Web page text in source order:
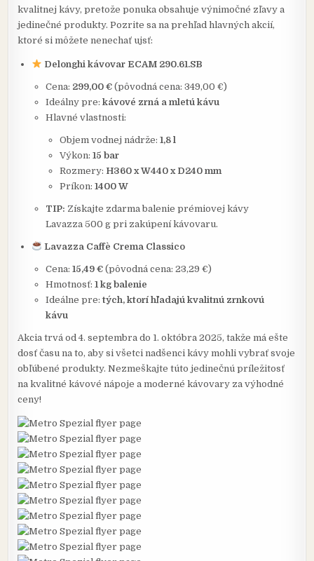
kvalitnej kávy, pretože ponuka obsahuje výnimočné zľavy a
jedinečné produkty. Pozrite sa na prehľad hlavných akcií,
ktoré si môžete nenechať ujsť:
Delonghi kávovar ECAM 290.61.SB
Cena: 299,00 € (pôvodná cena: 349,00 €)
Ideálny pre:kávové zrná a mletú kávu
Hlavné vlastnosti:
Objem vodnej nádrže:1,8 l
Výkon:15 bar
Rozmery: H360 x W440 x D240 mm
Príkon:1400 W
TIP: Získajte zdarma balenie prémiovej kávy
Lavazza 500 g pri zakúpení kávovaru.
Lavazza Caffè Crema Classico
Cena:15,49 € (pôvodná cena: 23,29 €)
Hmotnosť:1 kg balenie
Ideálne pre:tých, ktorí hľadajú kvalitnú zrnkovú
kávu
Akcia trvá od 4. septembra do 1. októbra 2025, takže má ešte
dosť času na to, aby si všetci nadšenci kávy mohli vybrať svoje
obľúbené produkty. Nezmeškajte túto jedinečnú príležitosť
na kvalitné kávové nápoje a moderné kávovary za výhodné
ceny!